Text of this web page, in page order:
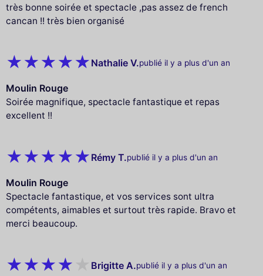
très bonne soirée et spectacle ,pas assez de french
cancan !! très bien organisé
Nathalie V.publié il y a plus d'un an
Moulin Rouge
Soirée magnifique, spectacle fantastique et repas
excellent !!
Rémy T.publié il y a plus d'un an
Moulin Rouge
Spectacle fantastique, et vos services sont ultra
compétents, aimables et surtout très rapide. Bravo et
merci beaucoup.
Brigitte A.publié il y a plus d'un an